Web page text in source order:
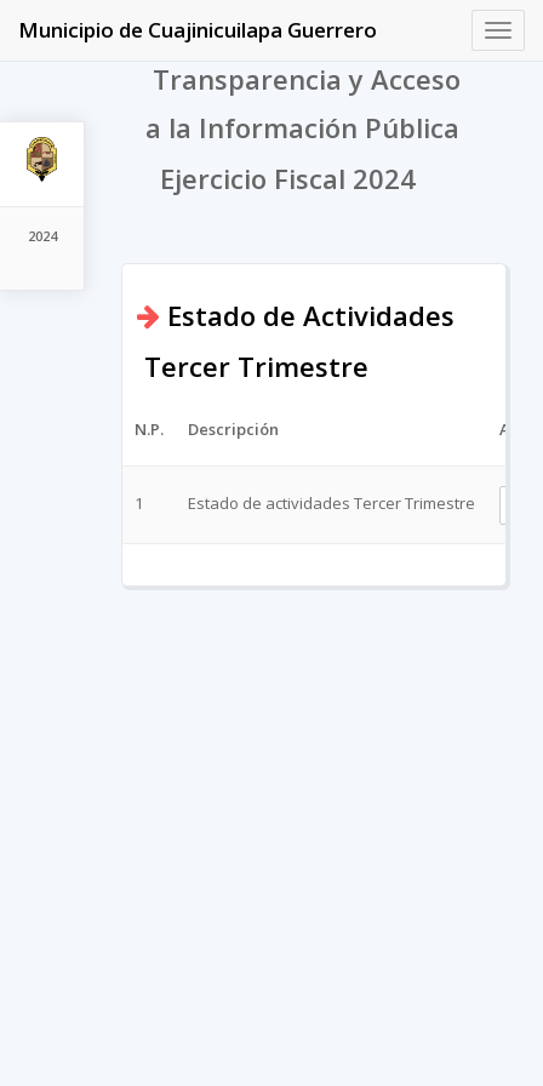
2024
Municipio de Cuajinicuilapa Guerrero
Transparencia y Acceso
a la Información Pública
Ejercicio Fiscal 2024
Estado de Actividades
Tercer Trimestre
N.P. Descripción
1 Estado de actividades Tercer Trimestre